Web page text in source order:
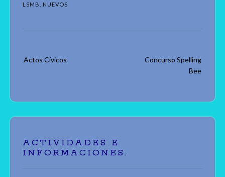
LSMB
NUEVOS
de
Actos Cívicos
Concurso Spelling
Bee
ACTIVIDADES E
INFORMACIONES.